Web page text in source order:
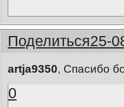
Поделиться25-
artja9350, Спасибо
0